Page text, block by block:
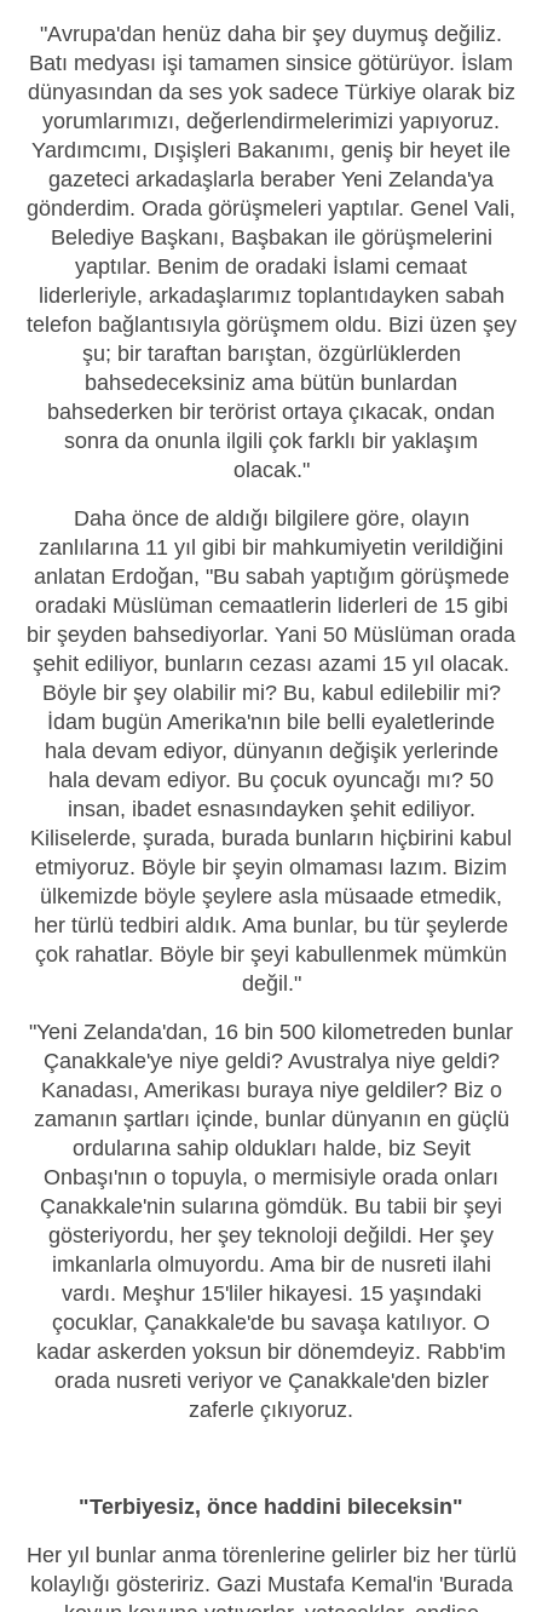
"Avrupa'dan henüz daha bir şey duymuş değiliz.
Batı medyası işi tamamen sinsice götürüyor. İslam
dünyasından da ses yok sadece Türkiye olarak biz
yorumlarımızı, değerlendirmelerimizi yapıyoruz.
Yardımcımı, Dışişleri Bakanımı, geniş bir heyet ile
gazeteci arkadaşlarla beraber Yeni Zelanda'ya
gönderdim. Orada görüşmeleri yaptılar. Genel Vali,
Belediye Başkanı, Başbakan ile görüşmelerini
yaptılar. Benim de oradaki İslami cemaat
liderleriyle, arkadaşlarımız toplantıdayken sabah
telefon bağlantısıyla görüşmem oldu. Bizi üzen şey
şu; bir taraftan barıştan, özgürlüklerden
bahsedeceksiniz ama bütün bunlardan
bahsederken bir terörist ortaya çıkacak, ondan
sonra da onunla ilgili çok farklı bir yaklaşım
olacak."
Daha önce de aldığı bilgilere göre, olayın
zanlılarına 11 yıl gibi bir mahkumiyetin verildiğini
anlatan Erdoğan, "Bu sabah yaptığım görüşmede
oradaki Müslüman cemaatlerin liderleri de 15 gibi
bir şeyden bahsediyorlar. Yani 50 Müslüman orada
şehit ediliyor, bunların cezası azami 15 yıl olacak.
Böyle bir şey olabilir mi? Bu, kabul edilebilir mi?
İdam bugün Amerika'nın bile belli eyaletlerinde
hala devam ediyor, dünyanın değişik yerlerinde
hala devam ediyor. Bu çocuk oyuncağı mı? 50
insan, ibadet esnasındayken şehit ediliyor.
Kiliselerde, şurada, burada bunların hiçbirini kabul
etmiyoruz. Böyle bir şeyin olmaması lazım. Bizim
ülkemizde böyle şeylere asla müsaade etmedik,
her türlü tedbiri aldık. Ama bunlar, bu tür şeylerde
çok rahatlar. Böyle bir şeyi kabullenmek mümkün
değil."
"Yeni Zelanda'dan, 16 bin 500 kilometreden bunlar
Çanakkale'ye niye geldi? Avustralya niye geldi?
Kanadası, Amerikası buraya niye geldiler? Biz o
zamanın şartları içinde, bunlar dünyanın en güçlü
ordularına sahip oldukları halde, biz Seyit
Onbaşı'nın o topuyla, o mermisiyle orada onları
Çanakkale'nin sularına gömdük. Bu tabii bir şeyi
gösteriyordu, her şey teknoloji değildi. Her şey
imkanlarla olmuyordu. Ama bir de nusreti ilahi
vardı. Meşhur 15'liler hikayesi. 15 yaşındaki
çocuklar, Çanakkale'de bu savaşa katılıyor. O
kadar askerden yoksun bir dönemdeyiz. Rabb'im
orada nusreti veriyor ve Çanakkale'den bizler
zaferle çıkıyoruz.
"Terbiyesiz, önce haddini bileceksin"
Her yıl bunlar anma törenlerine gelirler biz her türlü
kolaylığı gösteririz. Gazi Mustafa Kemal'in 'Burada